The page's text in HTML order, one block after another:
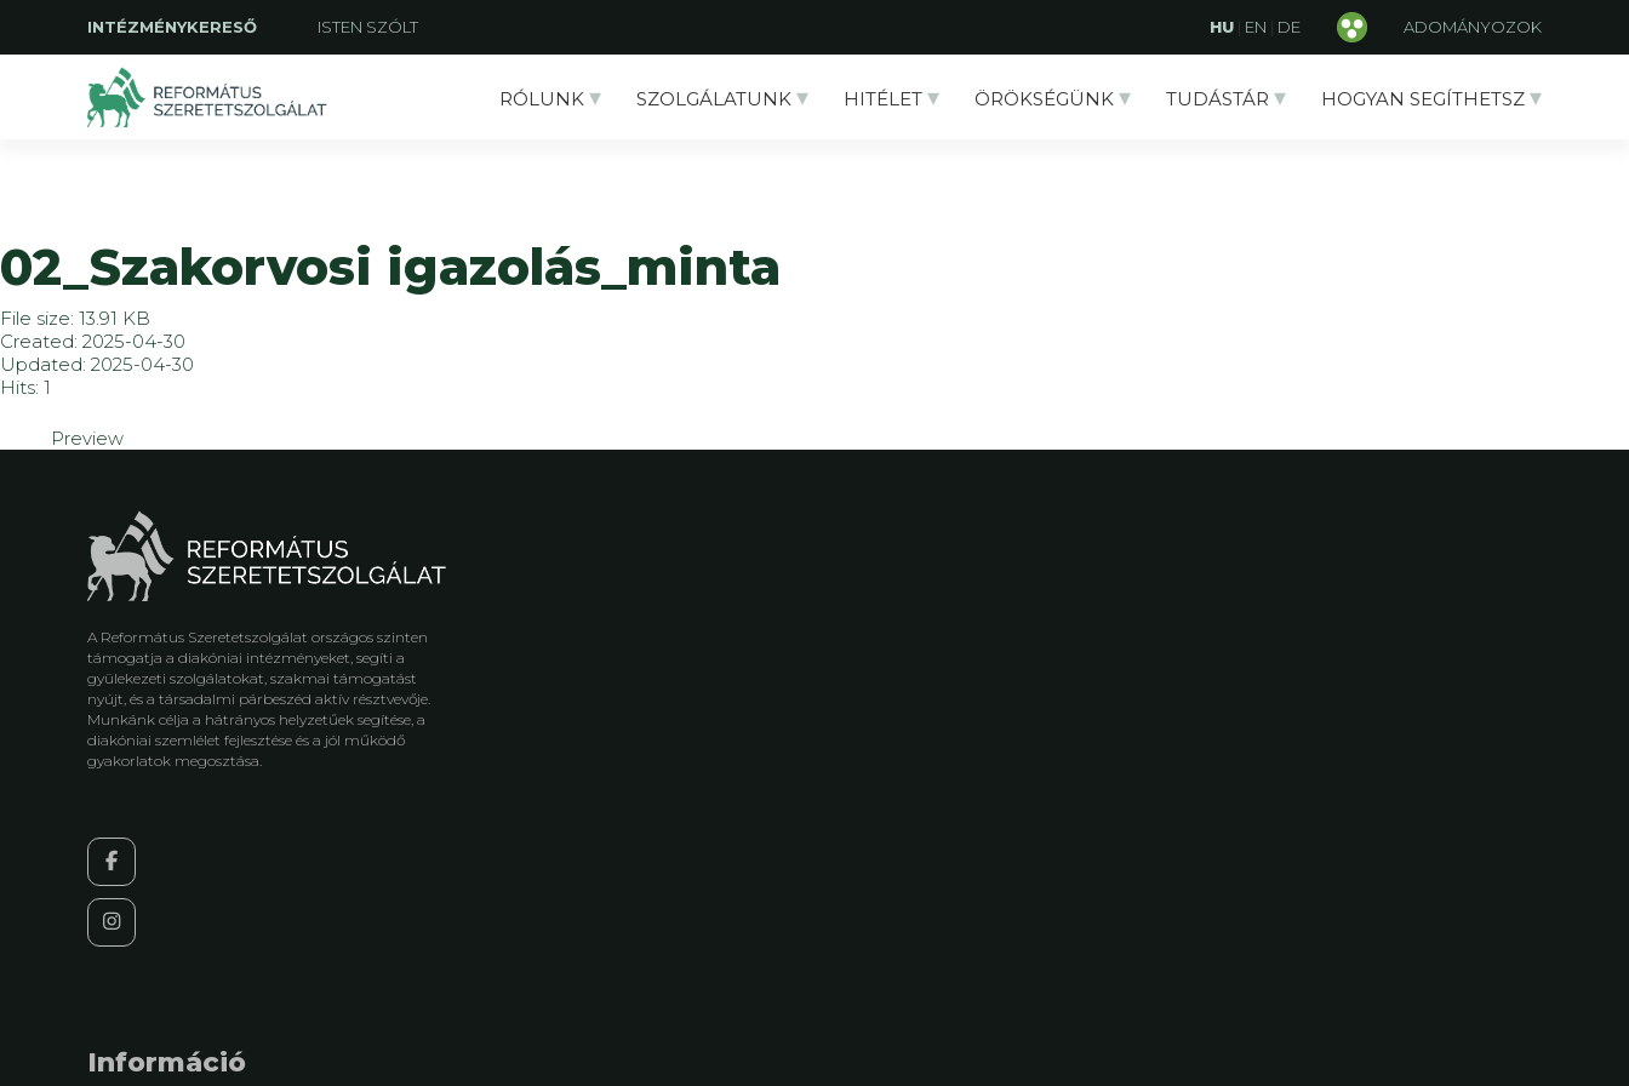
INTÉZMÉNYKERESŐ ISTEN SZÓLT HU | EN | DE ADOMÁNYOZOK
RÓLUNK SZOLGÁLATUNK HITÉLET ÖRÖKSÉGÜNK TUDÁSTÁR HOGYAN SEGÍTHETSZ
02_Szakorvosi igazolás_minta
File size: 13.91 KB
Created: 2025-04-30
Updated: 2025-04-30
Hits: 1
Preview
A Református Szeretetszolgálat országos szinten
támogatja a diakóniai intézményeket, segíti a
gyülekezeti szolgálatokat, szakmai támogatást
nyújt, és a társadalmi párbeszéd aktív résztvevője.
Munkánk célja a hátrányos helyzetűek segítése, a
diakóniai szemlélet fejlesztése és a jól működő
gyakorlatok megosztása.
Információ